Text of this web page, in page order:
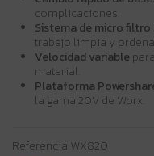
complicaciones.
Sistema de micro
trabajo limpia y
Velocidad variable
material.
Plataforma
la gama 20V de Worx.
Referencia WX820